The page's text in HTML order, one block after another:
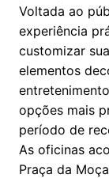
Voltada ao
experiência
customizar
elementos
opções mais
período de
As oficinas
Praça da